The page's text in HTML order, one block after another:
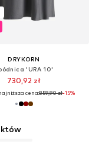
DRYKORN
'URA 10'
730,92 zł
cena:859,90 zł-15%